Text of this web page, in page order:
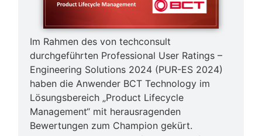
Im Rahmen des von techconsult
durchgeführten Professional User Ratings –
Engineering Solutions 2024 (PUR-ES 2024)
haben die Anwender BCT Technology im
Lösungsbereich „Product Lifecycle
Management“ mit herausragenden
Bewertungen zum Champion gekürt.